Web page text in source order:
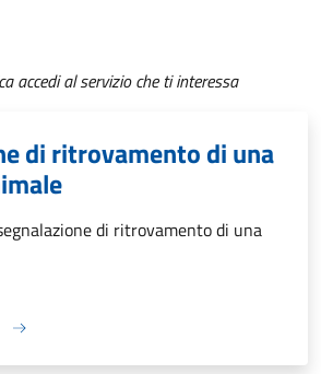
accedi al servizio che ti interessa
di ritrovamento di una
di ritrovamento di una